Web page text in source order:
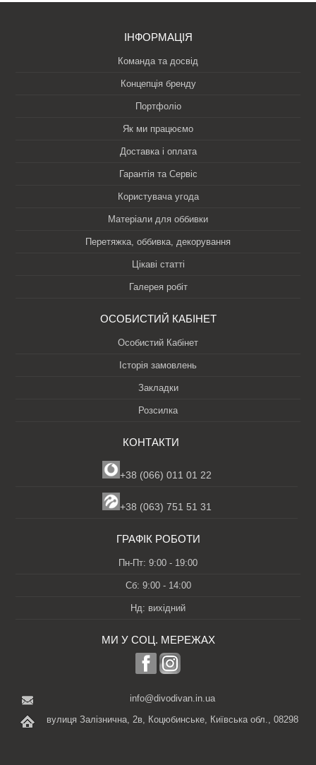
ІНФОРМАЦІЯ
Команда та досвід
Концепція бренду
Портфоліо
Як ми працюємо
Доставка і оплата
Гарантія та Сервіс
Користувача угода
Матеріали для оббивки
Перетяжка, оббивка, декорування
Цікаві статті
Галерея робіт
ОСОБИСТИЙ КАБІНЕТ
Особистий Кабінет
Історія замовлень
Закладки
Розсилка
КОНТАКТИ
+38 (066) 011 01 22
+38 (063) 751 51 31
ГРАФІК РОБОТИ
Пн-Пт: 9:00 - 19:00
Сб: 9:00 - 14:00
Нд: вихідний
МИ У СОЦ. МЕРЕЖАХ
info@divodivan.in.ua
вулиця Залізнична, 2в, Коцюбинське, Київська обл., 08298